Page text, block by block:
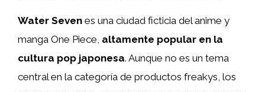
Water Seven es una ciudad ficticia del anime y
manga One Piece, altamente popular en la
cultura pop japonesa. Aunque no es un tema
central en la categoría de productos freakys, los